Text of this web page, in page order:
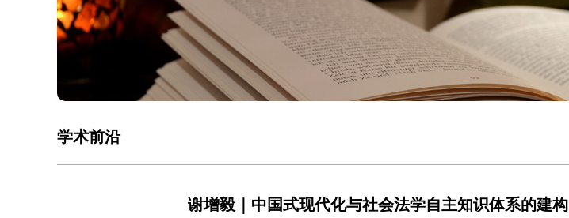
学术前沿
谢增毅｜中国式现代化与社会法学自主知识体系的建构